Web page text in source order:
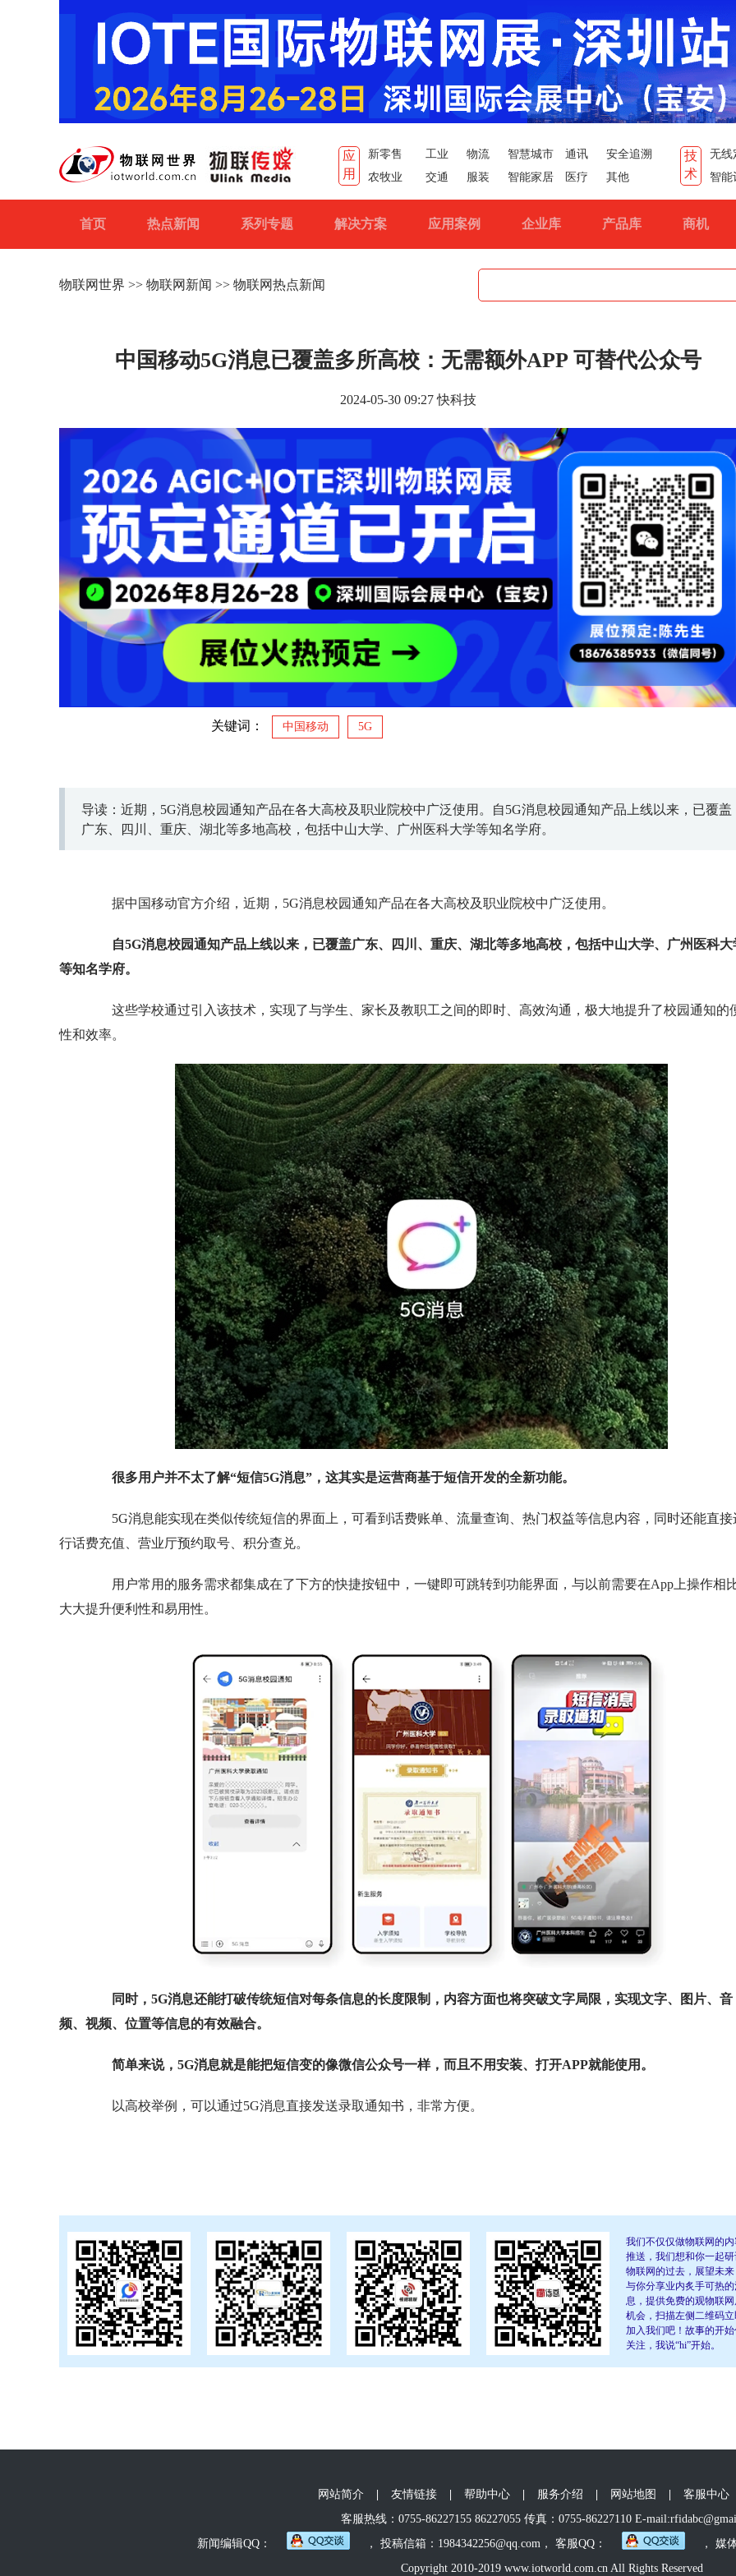
应
用
新零售 工业 物流 智慧城市 通讯
安全追溯
农牧业
交通 服装 智能家居 医疗 其他
技
术
无线
智能
首页 热点新闻 系列专题 解决方案 应用案例 企业库 产品库 商机
物联网世界 >> 物联网新闻 >> 物联网热点新闻
中国移动5G消息已覆盖多所高校：无需额外APP 可替代公众号
2024-05-30 09:27 快科技
关键词： 中国移动 5G
导读：近期，5G消息校园通知产品在各大高校及职业院校中广泛使用。自5G消息校园通知产品上线以来，已覆盖
广东、四川、重庆、湖北等多地高校，包括中山大学、广州医科大学等知名学府。
据中国移动官方介绍，近期，5G消息校园通知产品在各大高校及职业院校中广泛使用。
自5G消息校园通知产品上线以来，已覆盖广东、四川、重庆、湖北等多地高校，包括中山大学、广州医科大
等知名学府。
这些学校通过引入该技术，实现了与学生、家长及教职工之间的即时、高效沟通，极大地提升了校园通知的
性和效率。
很多用户并不太了解“短信5G消息”，这其实是运营商基于短信开发的全新功能。
5G消息能实现在类似传统短信的界面上，可看到话费账单、流量查询、热门权益等信息内容，同时还能直接
行话费充值、营业厅预约取号、积分查兑。
用户常用的服务需求都集成在了下方的快捷按钮中，一键即可跳转到功能界面，与以前需要在App上操作相
大大提升便利性和易用性。
同时，5G消息还能打破传统短信对每条信息的长度限制，内容方面也将突破文字局限，实现文字、图片、音
频、视频、位置等信息的有效融合。
简单来说，5G消息就是能把短信变的像微信公众号一样，而且不用安装、打开APP就能使用。
以高校举例，可以通过5G消息直接发送录取通知书，非常方便。
我们不仅仅做物联网的
推送，我们想和你一起
物联网的过去，展望未
与你分享业内炙手可热
息，提供免费的观物联
机会，扫描左侧二维码
加入我们吧！故事的开
关注，我说“hi”开始。
网站简介 友情链接 帮助中心 服务介绍 网站地图
客服中心
客服热线：0755-86227155 86227055 传真：0755-86227110 E-
新闻编辑QQ：
， 投稿信箱：1984342256@qq.com， 客服QQ：
， 媒
Copyright 2010-2019 www.iotworld.com.cn All Rights Reserved